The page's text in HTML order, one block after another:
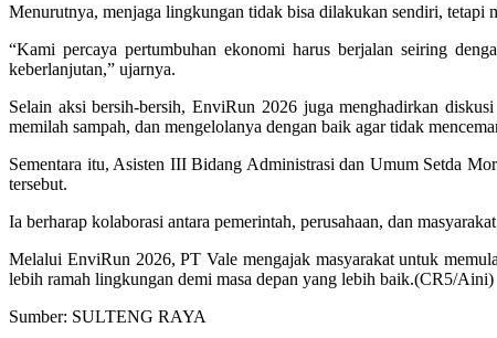
Menurutnya, menjaga lingkungan tidak bisa dilakukan sendiri, tetapi
“Kami percaya pertumbuhan ekonomi harus berjalan seiring
keberlanjutan,” ujarnya.
Selain aksi bersih-bersih, EnviRun 2026 juga menghadirkan
memilah sampah, dan mengelolanya dengan baik agar tidak
Sementara itu, Asisten III Bidang Administrasi dan Umum Setda
tersebut.
Ia berharap kolaborasi antara pemerintah, perusahaan, dan
Melalui EnviRun 2026, PT Vale mengajak masyarakat untuk
lebih ramah lingkungan demi masa depan yang lebih baik.(CR5/Aini)
Sumber: SULTENG RAYA